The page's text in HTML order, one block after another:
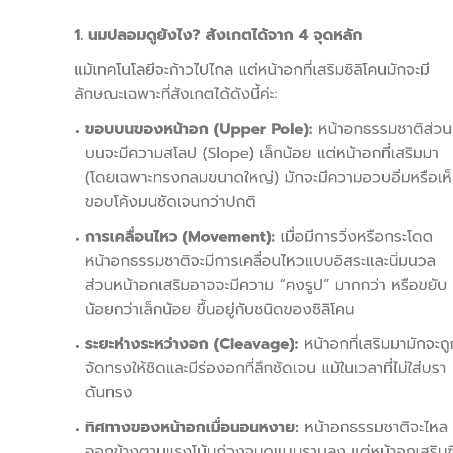
1. นมปลอมดูยังไง? สังเกตได้จาก 4 จุดหลัก
แม้เทคโนโลยีจะก้าวไปไกล แต่หน้าอกที่เสริมซิลิโคนมักจะมี
ลักษณะเฉพาะที่สังเกตได้ดังนี้ค่ะ:
ขอบบนของหน้าอก (Upper Pole): หน้าอกธรรมชาติส่วน
บนจะมีความสโลป (Slope) เล็กน้อย แต่หน้าอกที่เสริมมา
(โดยเฉพาะทรงกลมขนาดใหญ่) มักจะมีความอวบอิ่มหรือเ
ขอบโค้งมนชัดเจนกว่าปกติ
การเคลื่อนไหว (Movement): เมื่อมีการวิ่งหรือกระโดด
หน้าอกธรรมชาติจะมีการเคลื่อนไหวแบบอิสระและนิ่มนวล
ส่วนหน้าอกเสริมอาจจะมีความ “คงรูป” มากกว่า หรือขยับ
น้อยกว่าเล็กน้อย ขึ้นอยู่กับชนิดของซิลิโคน
ระยะห่างระหว่างอก (Cleavage): หน้าอกที่เสริมมามักจะ
จัดทรงให้ชิดและมีร่องอกที่ลึกชัดเจน แม้ในเวลาที่ไม่ใส่บรา
ดันทรง
ทิศทางของหน้าอกเมื่อนอนหงาย: หน้าอกธรรมชาติจะไหล